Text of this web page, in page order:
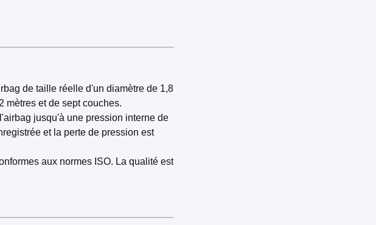
de taille réelle d'un diamètre de 1,8
mètres et de sept couches.
jusqu'à une pression interne de
et la perte de pression est
aux normes ISO. La qualité est